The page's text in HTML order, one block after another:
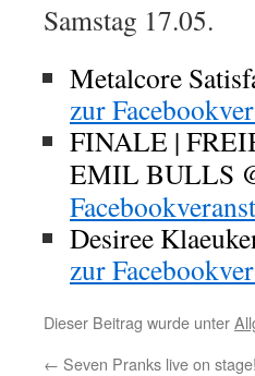
Samstag 17.05.
Metalcore
zur
FINALE |
EMIL
Desiree
zur
Dieser Beitrag wurde unter
← Seven Pranks live on stage!